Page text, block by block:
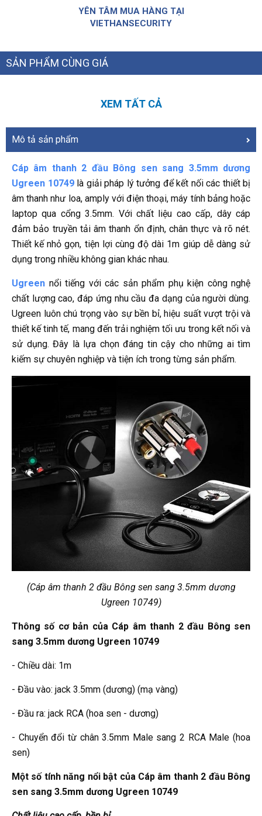
YÊN TÂM MUA HÀNG TẠI
VIETHANSECURITY
SẢN PHẨM CÙNG GIÁ
XEM TẤT CẢ
Mô tả sản phẩm
Cáp âm thanh 2 đầu Bông sen sang 3.5mm dương
Ugreen 10749là giải pháp lý tưởng để kết nối các thiết bị
âm thanh như loa, amply với điện thoại, máy tính bảng hoặc
laptop qua cổng 3.5mm. Với chất liệu cao cấp, dây cáp
đảm bảo truyền tải âm thanh ổn định, chân thực và rõ nét.
Thiết kế nhỏ gọn, tiện lợi cùng độ dài 1m giúp dễ dàng sử
dụng trong nhiều không gian khác nhau.
Ugreen nổi tiếng với các sản phẩm phụ kiện công nghệ
chất lượng cao, đáp ứng nhu cầu đa dạng của người dùng.
Ugreen luôn chú trọng vào sự bền bỉ, hiệu suất vượt trội và
thiết kế tinh tế, mang đến trải nghiệm tối ưu trong kết nối và
sử dụng. Đây là lựa chọn đáng tin cậy cho những ai tìm
kiếm sự chuyên nghiệp và tiện ích trong từng sản phẩm.
(Cáp âm thanh 2 đầu Bông sen sang 3.5mm dương
Ugreen 10749)
Thông số cơ bản của Cáp âm thanh 2 đầu Bông sen
sang 3.5mm dương Ugreen 10749
- Chiều dài: 1m
- Đầu vào: jack 3.5mm (dương) (mạ vàng)
- Đầu ra: jack RCA (hoa sen - dương)
- Chuyển đổi từ chân 3.5mm Male sang 2 RCA Male (hoa
sen)
Một số tính năng nổi bật của Cáp âm thanh 2 đầu Bông
sen sang 3.5mm dương Ugreen 10749